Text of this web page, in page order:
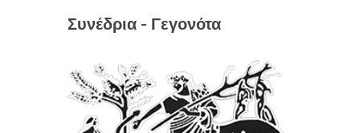
Συνέδρια - Γεγονότα